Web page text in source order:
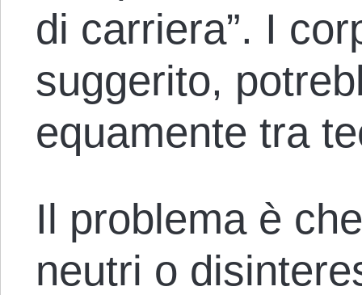
di carriera”. I
suggerito,
equamente tra
Il problema è
neutri o